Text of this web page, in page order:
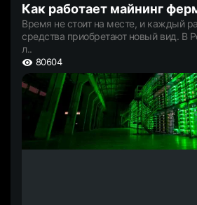
Как работает майнинг
Время не стоит на месте, и каждый
средства приобретают новый вид. В
л..
80604